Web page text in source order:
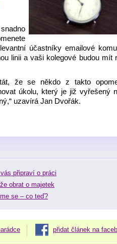
účastníky emailové
linii a vaši kolegové budou mít
že se někdo z takto
úkolu, který je již vyřešený
uzavírá Jan Dvořák.
připraví o práci
obrat o majetek
se – co teď?
přidat článek na